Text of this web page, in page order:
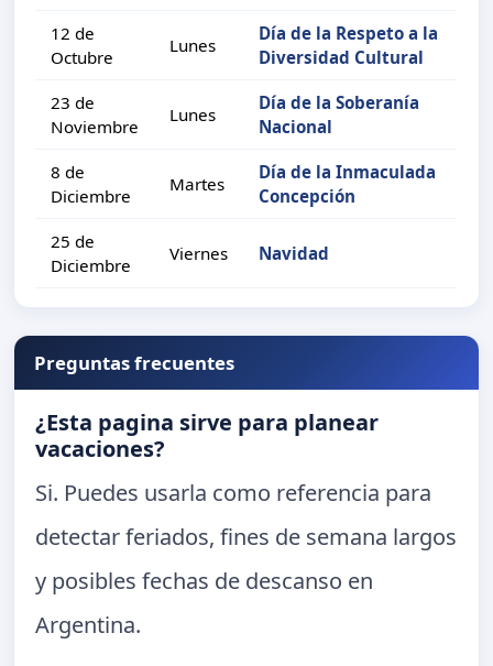
12 de
Octubre
Lunes
Día de la Respeto a la
Diversidad Cultural
23 de
Noviembre
Lunes
Día de la Soberanía
Nacional
8 de
Diciembre
Martes
Día de la Inmaculada
Concepción
25 de
Diciembre
Viernes Navidad
Preguntas frecuentes
¿Esta pagina sirve para planear
vacaciones?
Si. Puedes usarla como referencia para
detectar feriados, fines de semana largos
y posibles fechas de descanso en
Argentina.